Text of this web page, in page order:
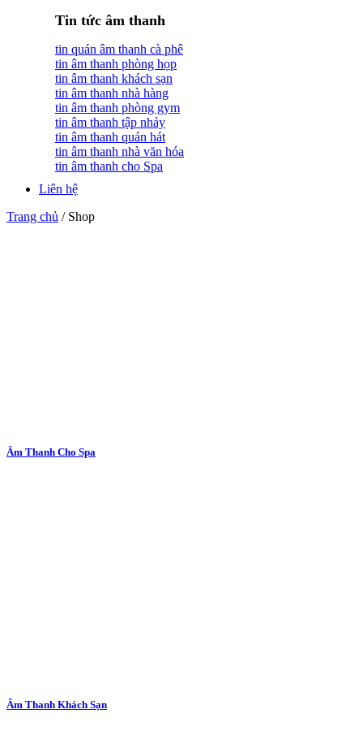
Tin tức âm thanh
tin quán âm thanh cà phê
tin âm thanh phòng họp
tin âm thanh khách sạn
tin âm thanh nhà hàng
tin âm thanh phòng gym
tin âm thanh tập nhảy
tin âm thanh quán hát
tin âm thanh nhà văn hóa
tin âm thanh cho Spa
Liên hệ
Trang chủ /Shop
Âm Thanh Cho Spa
Âm Thanh Khách Sạn